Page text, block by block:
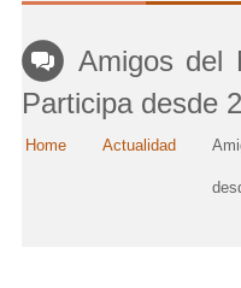
Amigos del
Participa desde
Home Actualidad